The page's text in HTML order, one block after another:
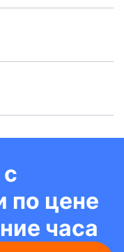
по цене
часа